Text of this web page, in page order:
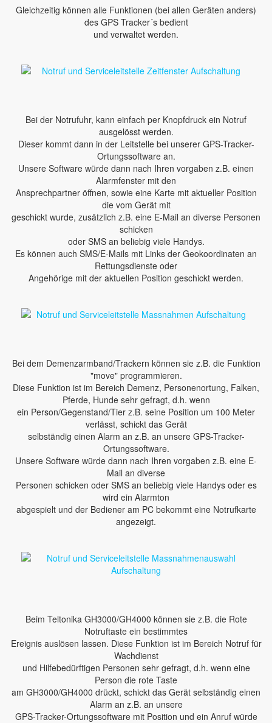
Gleichzeitig können alle Funktionen (bei allen Geräten anders)
des GPS Tracker´s bedient
und verwaltet werden.
Bei der Notrufuhr, kann einfach per Knopfdruck ein Notruf
ausgelösst werden.
Dieser kommt dann in der Leitstelle bei unserer GPS-Tracker-
Ortungssoftware an.
Unsere Software würde dann nach Ihren vorgaben z.B. einen
Alarmfenster mit den
Ansprechpartner öffnen, sowie eine Karte mit aktueller Position
die vom Gerät mit
geschickt wurde, zusätzlich z.B. eine E-Mail an diverse Personen
schicken
oder SMS an beliebig viele Handys.
Es können auch SMS/E-Mails mit Links der Geokoordinaten an
Rettungsdienste oder
Angehörige mit der aktuellen Position geschickt werden.
Bei dem Demenzarmband/Trackern können sie z.B. die Funktion
"move" programmieren.
Diese Funktion ist im Bereich Demenz, Personenortung, Falken,
Pferde, Hunde sehr gefragt, d.h. wenn
ein Person/Gegenstand/Tier z.B. seine Position um 100 Meter
verlässt, schickt das Gerät
selbständig einen Alarm an z.B. an unsere GPS-Tracker-
Ortungssoftware.
Unsere Software würde dann nach Ihren vorgaben z.B. eine E-
Mail an diverse
Personen schicken oder SMS an beliebig viele Handys oder es
wird ein Alarmton
abgespielt und der Bediener am PC bekommt eine Notrufkarte
angezeigt.
Beim Teltonika GH3000/GH4000 können sie z.B. die Rote
Notruftaste ein bestimmtes
Ereignis auslösen lassen. Diese Funktion ist im Bereich Notruf für
Wachdienst
und Hilfebedürftigen Personen sehr gefragt, d.h. wenn eine
Person die rote Taste
am GH3000/GH4000 drückt, schickt das Gerät selbständig einen
Alarm an z.B. an unsere
GPS-Tracker-Ortungssoftware mit Position und ein Anruf würde